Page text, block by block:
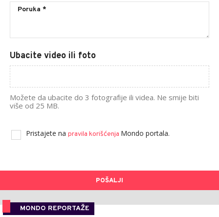
Ubacite video ili foto
Možete da ubacite do 3 fotografije ili videa. Ne smije biti
više od 25 MB.
Pristajete na pravila korišćenja Mondo portala.
POŠALJI
MONDO REPORTAŽE